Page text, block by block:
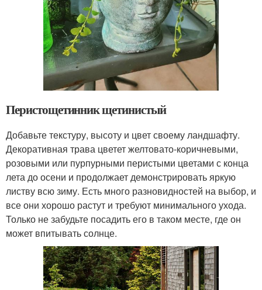
Перистощетинник щетинистый
Добавьте текстуру, высоту и цвет своему ландшафту.
Декоративная трава цветет желтовато-коричневыми,
розовыми или пурпурными перистыми цветами с конца
лета до осени и продолжает демонстрировать яркую
листву всю зиму. Есть много разновидностей на выбор, и
все они хорошо растут и требуют минимального ухода.
Только не забудьте посадить его в таком месте, где он
может впитывать солнце.